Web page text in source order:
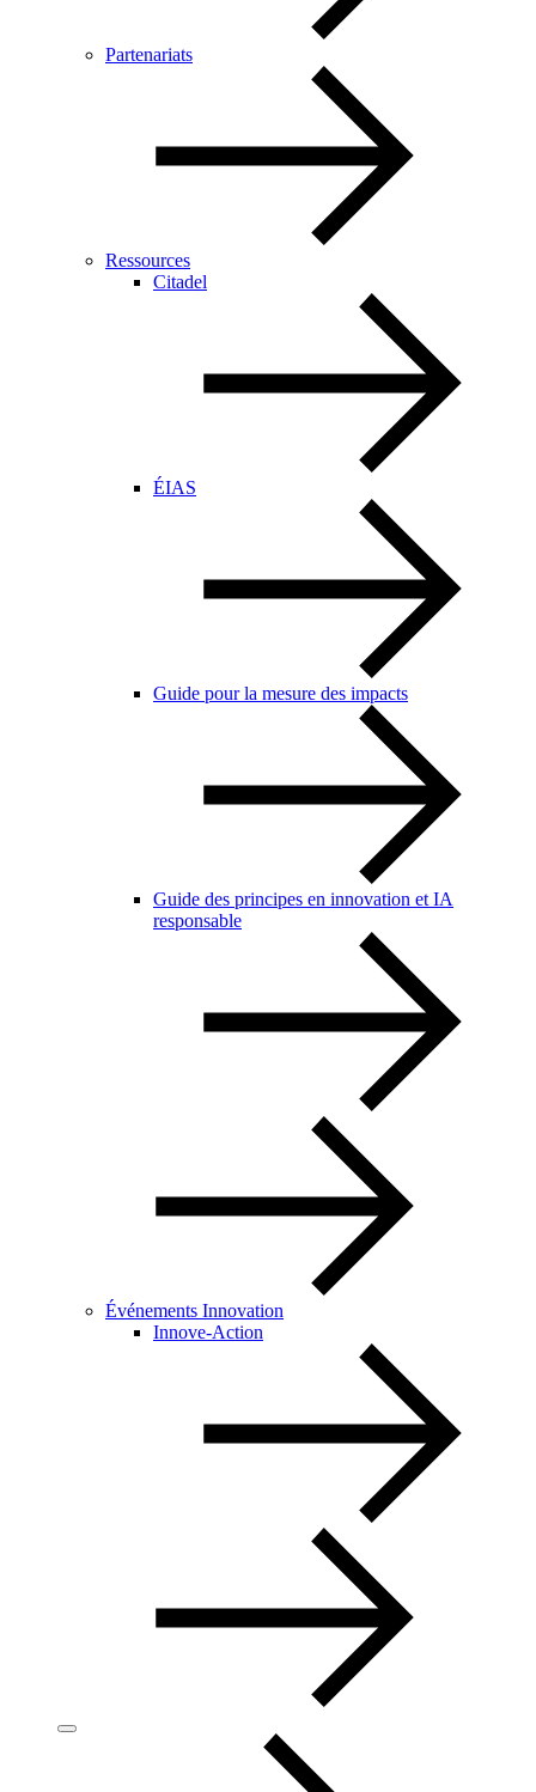
Partenariats
Ressources
Citadel
ÉIAS
Guide pour la mesure des impacts
Guide des principes en innovation et IA
responsable
Événements Innovation
Innove-Action